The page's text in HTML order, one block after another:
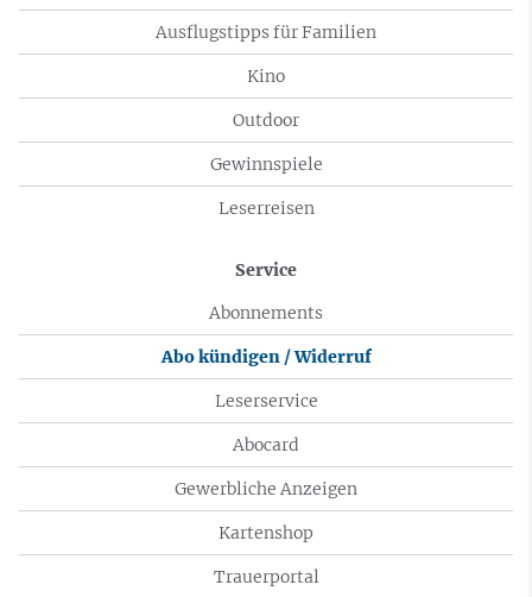
Ausflugstipps für Familien
Kino
Outdoor
Gewinnspiele
Leserreisen
Service
Abonnements
Abo kündigen / Widerruf
Leserservice
Abocard
Gewerbliche Anzeigen
Kartenshop
Trauerportal